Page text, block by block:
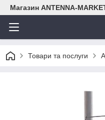
Магазин ANTENNA-
Товари та послуги